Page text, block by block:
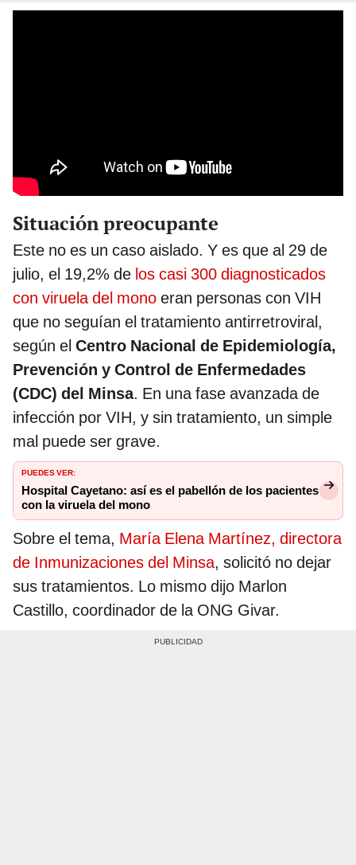
Situación preocupante
Este no es un caso aislado. Y es que al 29 de
julio, el 19,2% de los casi 300 diagnosticados
con viruela del mono eran personas con VIH
que no seguían el tratamiento antirretroviral,
según el Centro Nacional de Epidemiología,
Prevención y Control de Enfermedades
(CDC) del Minsa. En una fase avanzada de
infección por VIH, y sin tratamiento, un simple
mal puede ser grave.
PUEDES VER:
Hospital Cayetano: así es el pabellón de los pacientes
con la viruela del mono
Sobre el tema, María Elena Martínez, directora
de Inmunizaciones del Minsa, solicitó no dejar
sus tratamientos. Lo mismo dijo Marlon
Castillo, coordinador de la ONG Givar.